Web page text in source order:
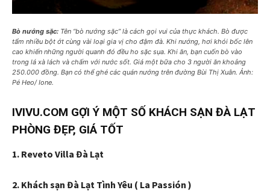
Bò nướng sặc: Tên “bò nướng sặc” là cách gọi vui của thực khách. Bò được
tẩm nhiều bột ớt cùng vài loại gia vị cho đậm đà. Khi nướng, hơi khói bốc lên
cao khiến những người quanh đó đều ho sặc sụa. Khi ăn, bạn cuốn bò vào
trong lá xà lách và chấm với nước sốt. Giá một bữa cho 3 người ăn khoảng
250.000 đồng. Bạn có thể ghé các quán nướng trên đường Bùi Thị Xuân. Ảnh:
Pé Heo/ Ione.
IVIVU.COM GỢI Ý MỘT SỐ KHÁCH SẠN ĐÀ LẠT
PHÒNG ĐẸP, GIÁ TỐT
1. Reveto Villa Đà Lạt
2. Khách sạn Đà Lạt Tình Yêu ( La Passión )